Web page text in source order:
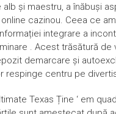
și maestru, a înăbuși
cazinou. Ceea ce
integrare a
. Acest trăsătură
demarcare și
respinge centru pe
Texas Ține ‘ em